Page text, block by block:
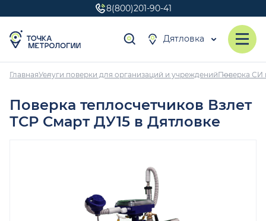
8(800)201-90-41
Дятловка
ГлавнаяУслуги поверки для организаций и учрежденийПоверка СИ
Поверка теплосчетчиков Взлет
ТСР Смарт ДУ15 в Дятловке